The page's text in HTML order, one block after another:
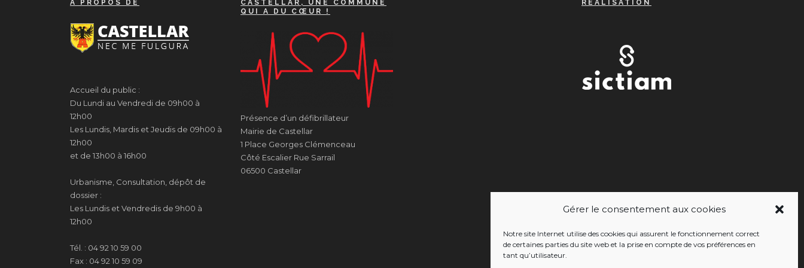
Gérer le consentement aux cookies
Notre site Internet utilise des cookies qui assurent le fonctionnement correct
de certaines parties du site web et la prise en compte de vos préférences en
tant qu’utilisateur.
A PROPOS DE
Accueil du public :
Du Lundi au Vendredi de 09h00 à
12h00
Les Lundis, Mardis et Jeudis de 09h00 à
12h00
et de 13h00 à 16h00
Urbanisme, Consultation, dépôt de
dossier :
Les Lundis et Vendredis de 9h00 à
12h00
Tél. : 04 92 10 59 00
Fax : 04 92 10 59 09
CASTELLAR, UNE COMMUNE
QUI A DU CŒUR !
Présence d’un défibrillateur
Mairie de Castellar
1 Place Georges Clémenceau
Côté Escalier Rue Sarrail
06500 Castellar
RÉALISATION